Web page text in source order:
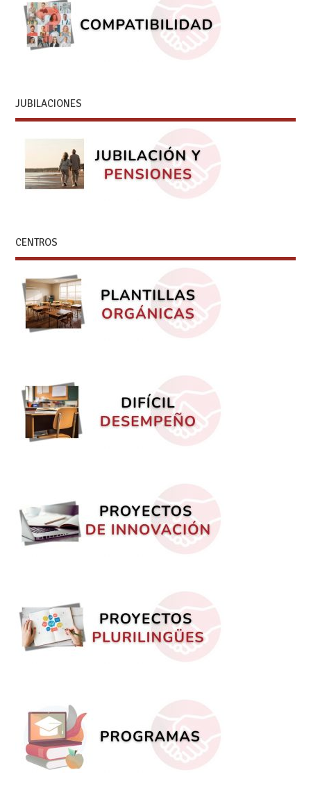
JUBILACIONES
CENTROS